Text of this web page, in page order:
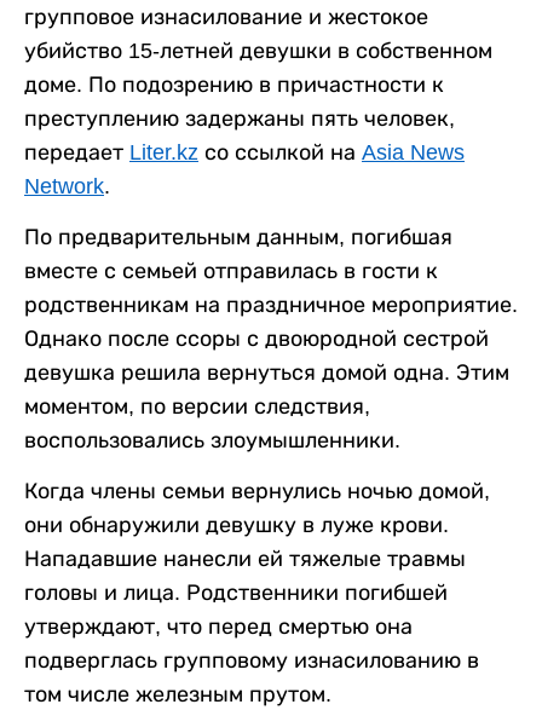
групповое изнасилование и жестокое
убийство 15-летней девушки в собственном
доме. По подозрению в причастности к
преступлению задержаны пять человек,
передает Liter.kz со ссылкой на Asia News
Network.
По предварительным данным, погибшая
вместе с семьей отправилась в гости к
родственникам на праздничное мероприятие.
Однако после ссоры с двоюродной сестрой
девушка решила вернуться домой одна. Этим
моментом, по версии следствия,
воспользовались злоумышленники.
Когда члены семьи вернулись ночью домой,
они обнаружили девушку в луже крови.
Нападавшие нанесли ей тяжелые травмы
головы и лица. Родственники погибшей
утверждают, что перед смертью она
подверглась групповому изнасилованию в
том числе железным прутом.